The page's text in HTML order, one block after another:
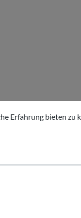
bieten zu
Erfahrung bieten zu